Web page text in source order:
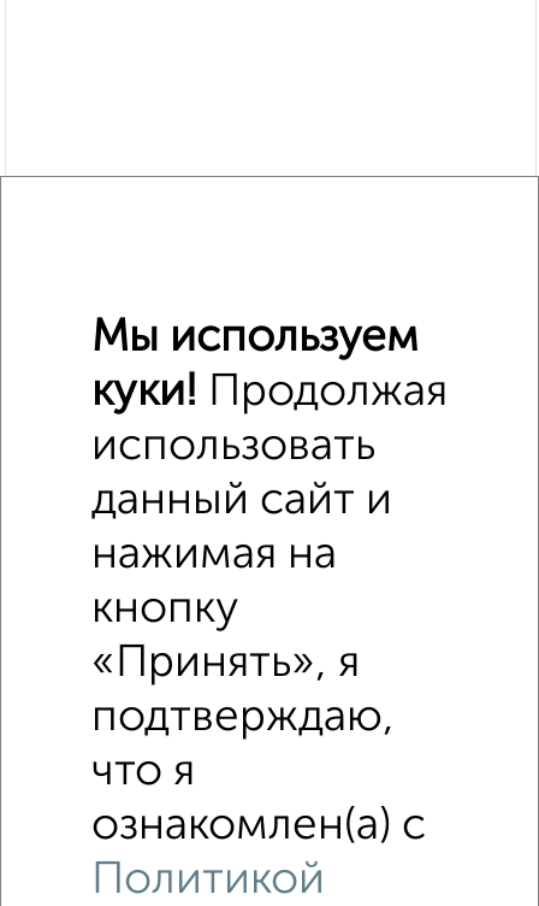
Похожие предложения рядом
2‑комнатные квартиры недалеко от Победы 85А
Мы используем
куки! Продолжая
использовать
данный сайт и
нажимая на
кнопку
«Принять», я
подтверждаю,
что я
ознакомлен(а) с
Политикой